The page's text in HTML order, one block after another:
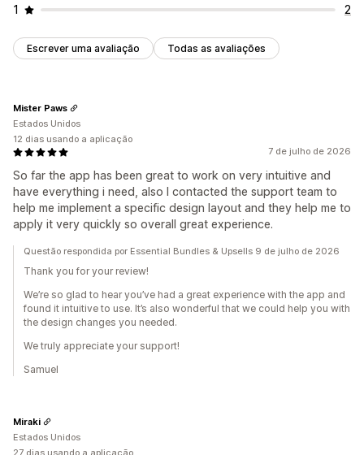
1
2
Escrever uma avaliação Todas as avaliações
7 de julho de 2026
So far the app has been great to work on very intuitive and
have everything i need, also I contacted the support team to
help me implement a specific design layout and they help me to
apply it very quickly so overall great experience.
Mister Paws
Estados Unidos
12 dias usando a aplicação
Questão respondida por Essential Bundles & Upsells 9 de julho de 2026
Thank you for your review!
We’re so glad to hear you’ve had a great experience with the app and
found it intuitive to use. It’s also wonderful that we could help you with
the design changes you needed.
We truly appreciate your support!
Samuel
Miraki
Estados Unidos